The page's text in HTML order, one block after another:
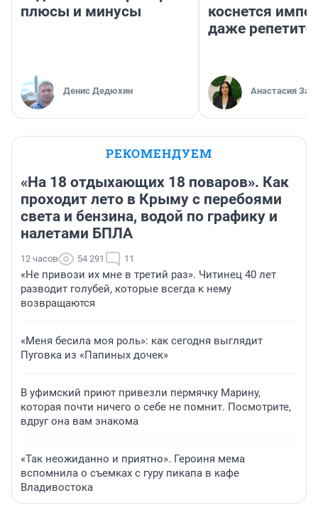
плюсы и минусы
Денис Дедюхин
коснется
даже
Анастасия
РЕКОМЕНДУЕМ
«На 18 отдыхающих 18 поваров». Как
проходит лето в Крыму с перебоями
света и бензина, водой по графику и
налетами БПЛА
12 часов 54 291 11
«Не привози их мне в третий раз». Читинец 40 лет
разводит голубей, которые всегда к нему
возвращаются
«Меня бесила моя роль»: как сегодня выглядит
Пуговка из «Папиных дочек»
В уфимский приют привезли пермячку Марину,
которая почти ничего о себе не помнит. Посмотрите,
вдруг она вам знакома
«Так неожиданно и приятно». Героиня мема
вспомнила о съемках с гуру пикапа в кафе
Владивостока